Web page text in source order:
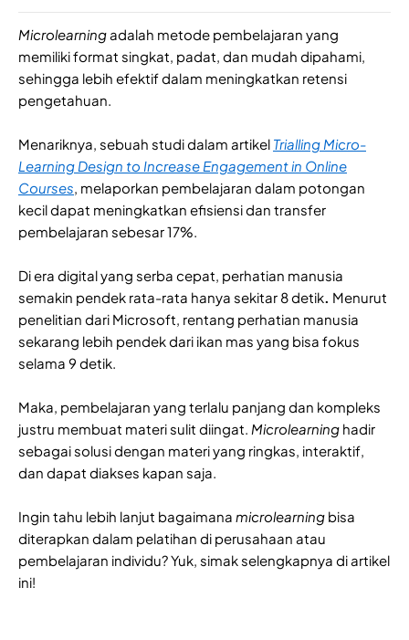
Microlearningadalah metode pembelajaran yang
memiliki format singkat, padat, dan mudah dipahami,
sehingga lebih efektif dalam meningkatkan retensi
pengetahuan.
Menariknya, sebuah studi dalam artikel Trialling Micro-
Learning Design to Increase Engagement in Online
Courses, melaporkan pembelajaran dalam potongan
kecil dapat meningkatkan efisiensi dan transfer
pembelajaran sebesar 17%.
Di era digital yang serba cepat, perhatian manusia
semakin pendek rata-rata hanya sekitar 8 detik. Menurut
penelitian dari Microsoft, rentang perhatian manusia
sekarang lebih pendek dari ikan mas yang bisa fokus
selama 9 detik.
Maka, pembelajaran yang terlalu panjang dan kompleks
justru membuat materi sulit diingat. Microlearning hadir
sebagai solusi dengan materi yang ringkas, interaktif,
dan dapat diakses kapan saja.
Ingin tahu lebih lanjut bagaimana microlearning bisa
diterapkan dalam pelatihan di perusahaan atau
pembelajaran individu? Yuk, simak selengkapnya di artikel
ini!